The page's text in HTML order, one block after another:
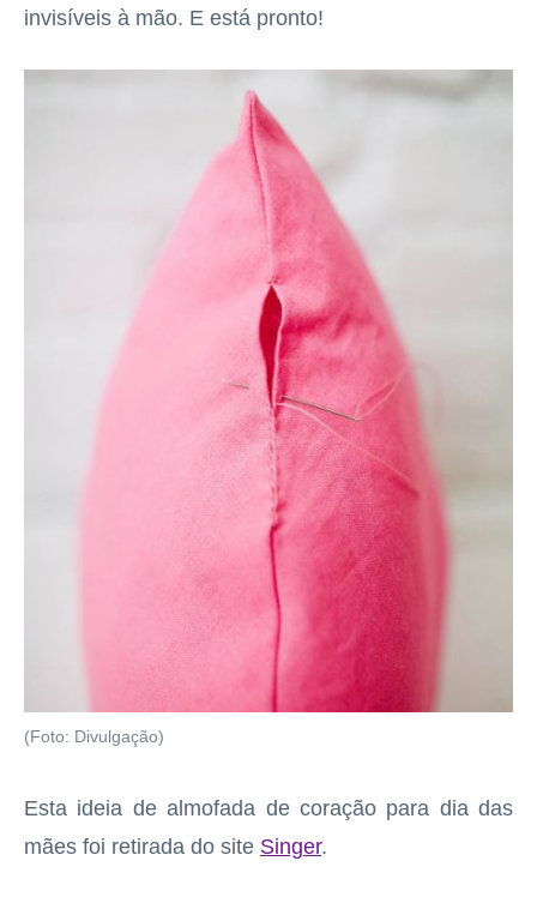
invisíveis à mão. E está pronto!
(Foto: Divulgação)
Esta ideia de almofada de coração para dia das
mães foi retirada do site Singer.